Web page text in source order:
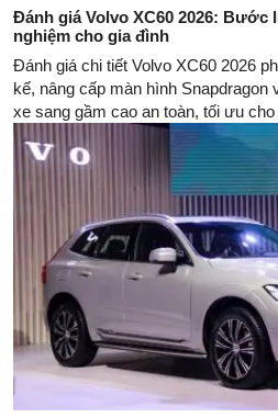
Đánh giá Volvo XC60 2026:
nghiệm cho gia đình
Đánh giá chi tiết Volvo XC60 2026
kế, nâng cấp màn hình Snapdragon
xe sang gầm cao an toàn, tối ưu cho